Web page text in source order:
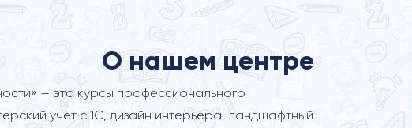
О нашем центре
— это курсы профессионального
учет с 1С, дизайн интерьера, ландшафтный